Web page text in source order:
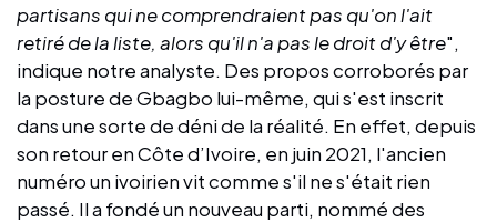
partisans qui ne comprendraient pas qu'on l'ait
retiré de la liste, alors qu'il n'a pas le droit d'y être",
indique notre analyste. Des propos corroborés par
la posture de Gbagbo lui-même, qui s'est inscrit
dans une sorte de déni de la réalité. En effet, depuis
son retour en Côte d’Ivoire, en juin 2021, l'ancien
numéro un ivoirien vit comme s'il ne s'était rien
passé. Il a fondé un nouveau parti, nommé des